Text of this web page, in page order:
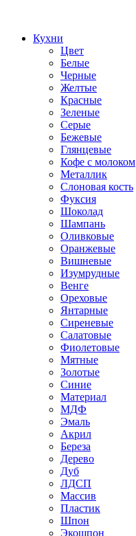
Кухни
Цвет
Белые
Черные
Желтые
Красные
Зеленые
Серые
Бежевые
Глянцевые
Кофе с молоком
Металлик
Слоновая кость
Фуксия
Шоколад
Шампань
Оливковые
Оранжевые
Вишневые
Изумрудные
Венге
Ореховые
Янтарные
Сиреневые
Салатовые
Фиолетовые
Мятные
Золотые
Синие
Материал
МДФ
Эмаль
Акрил
Береза
Дерево
Дуб
ЛДСП
Массив
Пластик
Шпон
Экошпон